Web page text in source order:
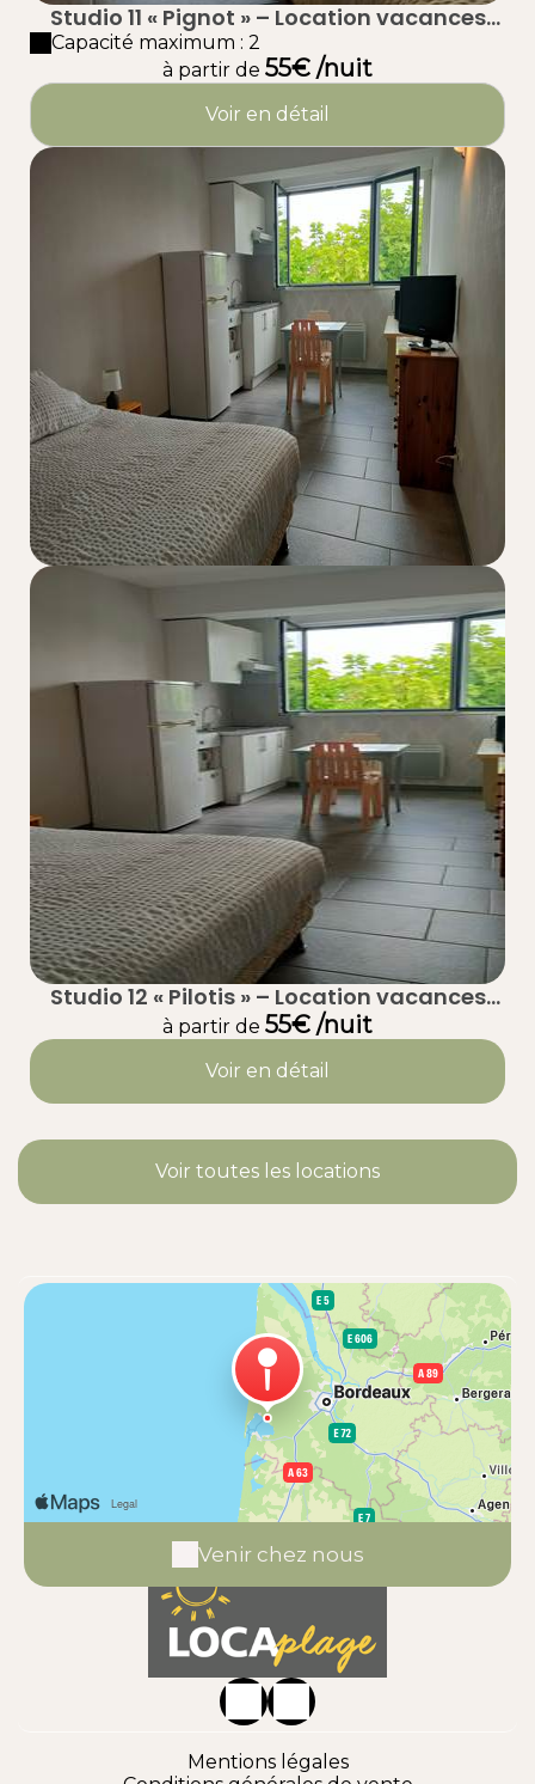
Studio 11 « Pignot » – Location vacances
proche plage à Taussat (Lanton) – Bassin
d’Arcachon
Capacité maximum : 2
à partir de 55€ /nuit
Voir en détail
Studio 12 « Pilotis » – Location vacances
calme à Taussat (Lanton) – Bassin
d’Arcachon
à partir de 55€ /nuit
Voir en détail
Voir toutes les locations
Venir chez nous
Mentions légales